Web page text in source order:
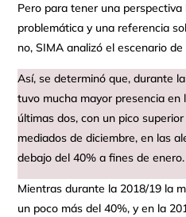
Pero para tener una
problemática y una referencia
no, SIMA analizó el escenario
Así, se determinó que, durante
tuvo mucha mayor presencia
últimas dos, con un pico
mediados de diciembre, en las
debajo del 40% a fines de enero.
Mientras durante la 2018/19 la
un poco más del 40%, y en la